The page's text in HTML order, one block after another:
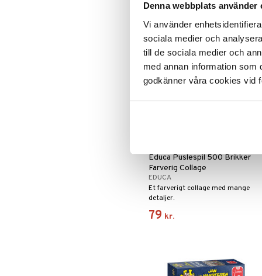
Denna webbplats använder
Vi använder
sociala medier och
till de sociala medier och
med annan information som
godkänner våra cookies vid
Educa Puslespil 500 Brikker
Farverig Collage
EDUCA
Et farverigt collage med mange
detaljer.
79 kr.
nyhed